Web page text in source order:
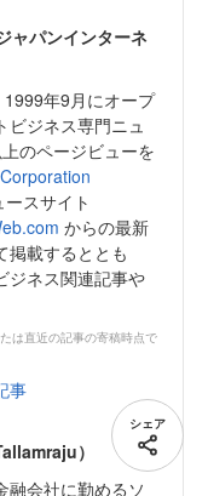
パンインターネ
1999年9月にオープ
ビジネス専門ニュ
のページビューを
スサイト
からの最新
掲載するととも
ジネス関連記事や
は直近の記事の寄稿時点で
事
）
融会社に勤めるソ
シェア